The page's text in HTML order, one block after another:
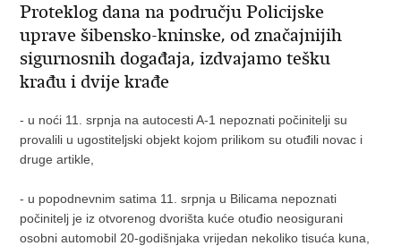
Proteklog dana na području Policijske
uprave šibensko-kninske, od značajnijih
sigurnosnih događaja, izdvajamo tešku
krađu i dvije krađe
- u noći 11. srpnja na autocesti A-1 nepoznati počinitelji su
provalili u ugostiteljski objekt kojom prilikom su otuđili novac i
druge artikle,
- u popodnevnim satima 11. srpnja u Bilicama nepoznati
počinitelj je iz otvorenog dvorišta kuće otuđio neosigurani
osobni automobil 20-godišnjaka vrijedan nekoliko tisuća kuna,